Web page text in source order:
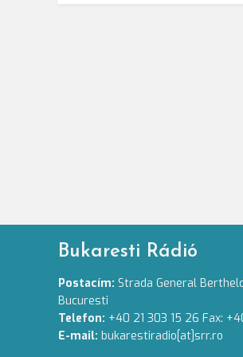
Bukaresti Rádió
Postacím: Strada General
Bucuresti
Telefon: +40 21 303 15 26 Fax:
E-mail: bukarestiradio[at]srr.ro